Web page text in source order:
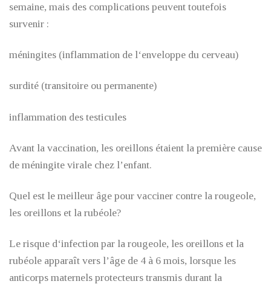
semaine, mais des complications peuvent toutefois
survenir :
méningites (inflammation de l‘enveloppe du cerveau)
surdité (transitoire ou permanente)
inflammation des testicules
Avant la vaccination, les oreillons étaient la première cause
de méningite virale chez l’enfant.
Quel est le meilleur âge pour vacciner contre la rougeole,
les oreillons et la rubéole?
Le risque d‘infection par la rougeole, les oreillons et la
rubéole apparaît vers l’âge de 4 à 6 mois, lorsque les
anticorps maternels protecteurs transmis durant la